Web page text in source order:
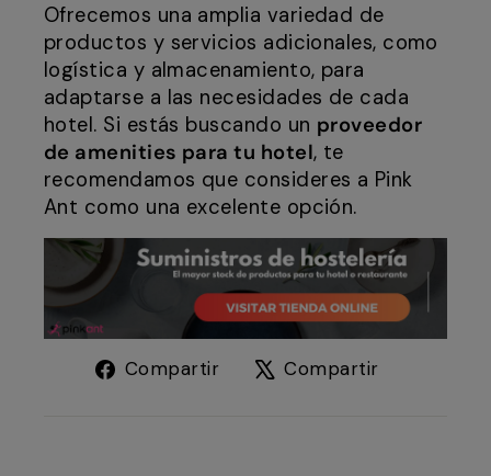
Ofrecemos una amplia variedad de
productos y servicios adicionales, como
logística y almacenamiento, para
adaptarse a las necesidades de cada
hotel. Si estás buscando un proveedor
de amenities para tu hotel, te
recomendamos que consideres a Pink
Ant como una excelente opción.
Compartir
Compartir
Compartir